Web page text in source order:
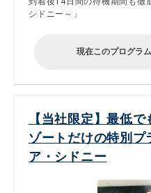
シドニー～」
現在このプログラ
【当社限定】最低
ゾートだけの特別
ア・シドニー